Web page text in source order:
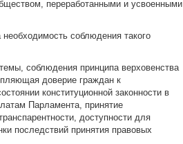
переработанными и усвоенными
соблюдения такого
соблюдения принципа верховенства
доверие граждан к
конституционной законности в
Парламента, принятие
доступности для
последствий принятия правовых